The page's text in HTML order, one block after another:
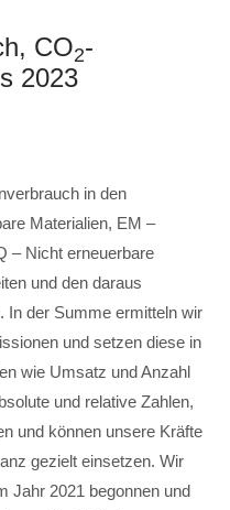
CO2-
2023
in den
Materialien, EM –
– Nicht erneuerbare
und den daraus
In der Summe ermitteln wir
und setzen diese in
wie Umsatz und Anzahl
und relative Zahlen,
und können unsere Kräfte
gezielt einsetzen. Wir
Jahr 2021 begonnen und